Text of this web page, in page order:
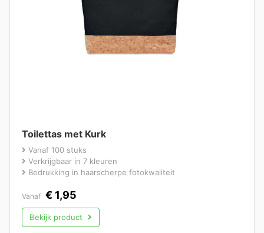
Toilettas met Kurk
Vanaf 100 stuks
Verkrijgbaar in 7 kleuren
Bedrukking in haarscherpe fotokwaliteit
Vanaf € 1,95
Bekijk product